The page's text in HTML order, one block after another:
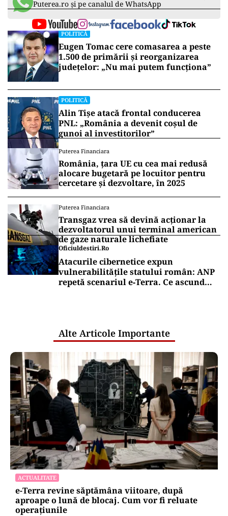
Puterea.ro și pe canalul de WhatsApp
POLITICĂ
Eugen Tomac cere comasarea a peste
1.500 de primării și reorganizarea
județelor: „Nu mai putem funcționa”
POLITICĂ
Alin Tișe atacă frontal conducerea
PNL: „România a devenit coșul de
gunoi al investitorilor”
Puterea Financiara
România, țara UE cu cea mai redusă
alocare bugetară pe locuitor pentru
cercetare și dezvoltare, în 2025
Puterea Financiara
Transgaz vrea să devină acționar la
dezvoltatorul unui terminal american
de gaze naturale lichefiate
Oficiuldestiri.ro
Atacurile cibernetice expun
vulnerabilitățile statului român: ANP
repetă scenariul e‑Terra. Ce ascund
Alte Articole Importante
ACTUALITATE
e-Terra revine săptămâna viitoare, după
aproape o lună de blocaj. Cum vor fi reluate
operațiunile